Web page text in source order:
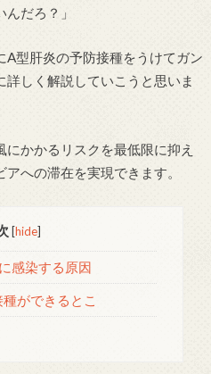
だろ？」
A型肝炎の予防接種をうけてガン
しく解説していこうと思いま
かかるリスクを最低限に抑え
への滞在を実現できます。
[hide]
感染する原因
ができるとこ